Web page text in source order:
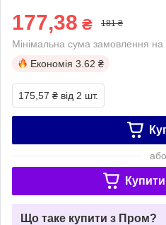
177,38 ₴ 181 ₴
Мінімальна сума замовлення
Економія 3.62 ₴
175,57 ₴ від 2 шт.
або
Що таке купити з Пром?